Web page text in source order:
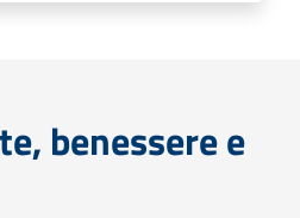
benessere e